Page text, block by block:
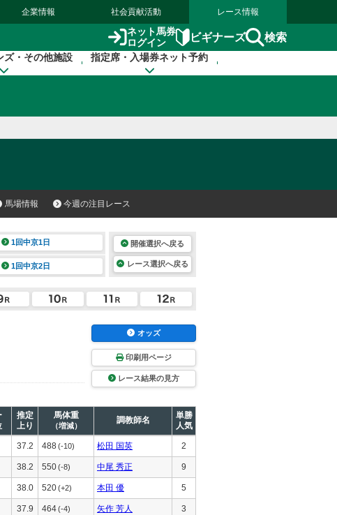
企業情報 社会貢献活動 レース情報
ネット馬券
ログイン
ビギナーズ 検索
ズ・その他施設 指定席・入場券ネット予約
馬場情報 今週の注目レース
1回中京1日
1回中京2日
開催選択へ戻る
レース選択へ戻る
オッズ
印刷用ページ
レース結果の見方
推定
上り
馬体重
（増減）
調教師名
単勝
人気
37.2 488(-10) 松田 国英 2
38.2 550(-8) 中尾 秀正 9
38.0 520(+2) 本田 優 5
37.9 464(-4) 矢作 芳人 3